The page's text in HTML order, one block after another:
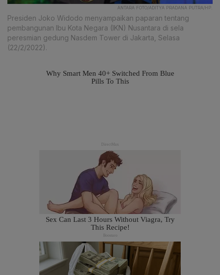
ANTARA FOTO/ADITYA PRADANA PUTRA/HP.
Presiden Joko Widodo menyampaikan paparan tentang
pembangunan Ibu Kota Negara (IKN) Nusantara di sela
peresmian gedung Nasdem Tower di Jakarta, Selasa
(22/2/2022).